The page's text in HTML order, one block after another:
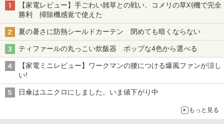
【家電レビュー】手ごわい雑草との戦い、コメリの草刈機で完全
勝利 掃除機感覚で使えた
夏の暑さに防熱シールドカーテン 閉めても暗くならない
ティファールの丸っこい炊飯器 ポップな4色から選べる
【家電ミニレビュー】ワークマンの腰につける爆風ファンが涼し
い!
日傘はユニクロにしました。いま値下がり中
もっと見る